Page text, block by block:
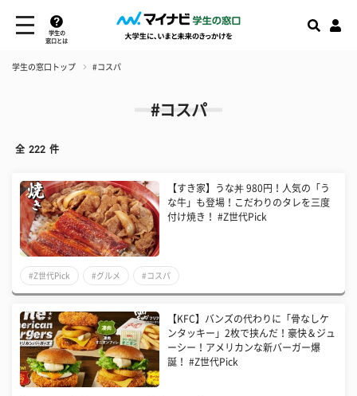
学生の
窓口とは
学生の窓口トップ #コスパ
#コスパ
全 222 件
【すき家】うな丼 980円！人気の「う
な牛」も登場！こだわりのタレを三度
付け焼き！ #Z世代Pick
#Z世代Pick #グルメ #コスパ
【KFC】バンズの代わりに「骨なしケ
ンタッキー」2枚で挟んだ！豪快＆ジュ
ーシー！アメリカンな新バーガー爆
誕！ #Z世代Pick